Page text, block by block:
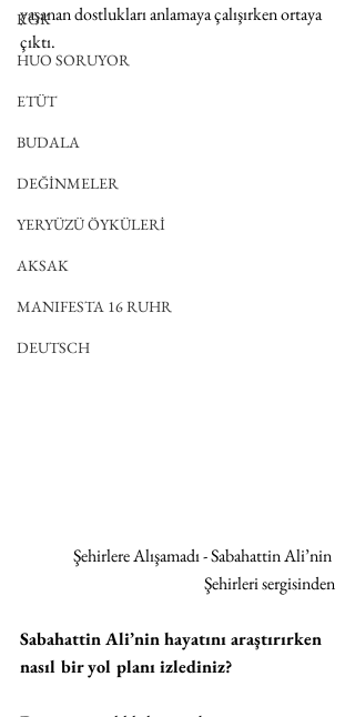
KÖK
HUO SORUYOR
ETÜT
BUDALA
DEĞİNMELER
YERYÜZÜ ÖYKÜLERİ
AKSAK
MANIFESTA 16 RUHR
DEUTSCH
yaşanan dostlukları anlamaya çalışırken ortaya
çıktı.
Şehirlere Alışamadı - Sabahattin Ali’nin
Şehirleri sergisinden
Sabahattin Ali’nin hayatını araştırırken
nasıl bir yol planı izlediniz?